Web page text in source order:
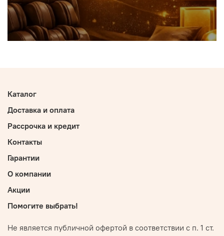
Каталог
Доставка и оплата
Рассрочка и кредит
Контакты
Гарантии
О компании
Акции
Помогите выбрать!
Не является публичной офертой в соответствии с п. 1 ст.